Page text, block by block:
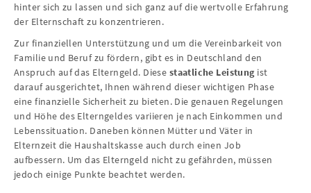
hinter sich zu lassen und sich ganz auf die wertvolle Erfahrung
der Elternschaft zu konzentrieren.
Zur finanziellen Unterstützung und um die Vereinbarkeit von
Familie und Beruf zu fördern, gibt es in Deutschland den
Anspruch auf das Elterngeld. Diese staatliche Leistungist
darauf ausgerichtet, Ihnen während dieser wichtigen Phase
eine finanzielle Sicherheit zu bieten. Die genauen Regelungen
und Höhe des Elterngeldes variieren je nach Einkommen und
Lebenssituation. Daneben können Mütter und Väter in
Elternzeit die Haushaltskasse auch durch einen Job
aufbessern. Um das Elterngeld nicht zu gefährden, müssen
jedoch einige Punkte beachtet werden.